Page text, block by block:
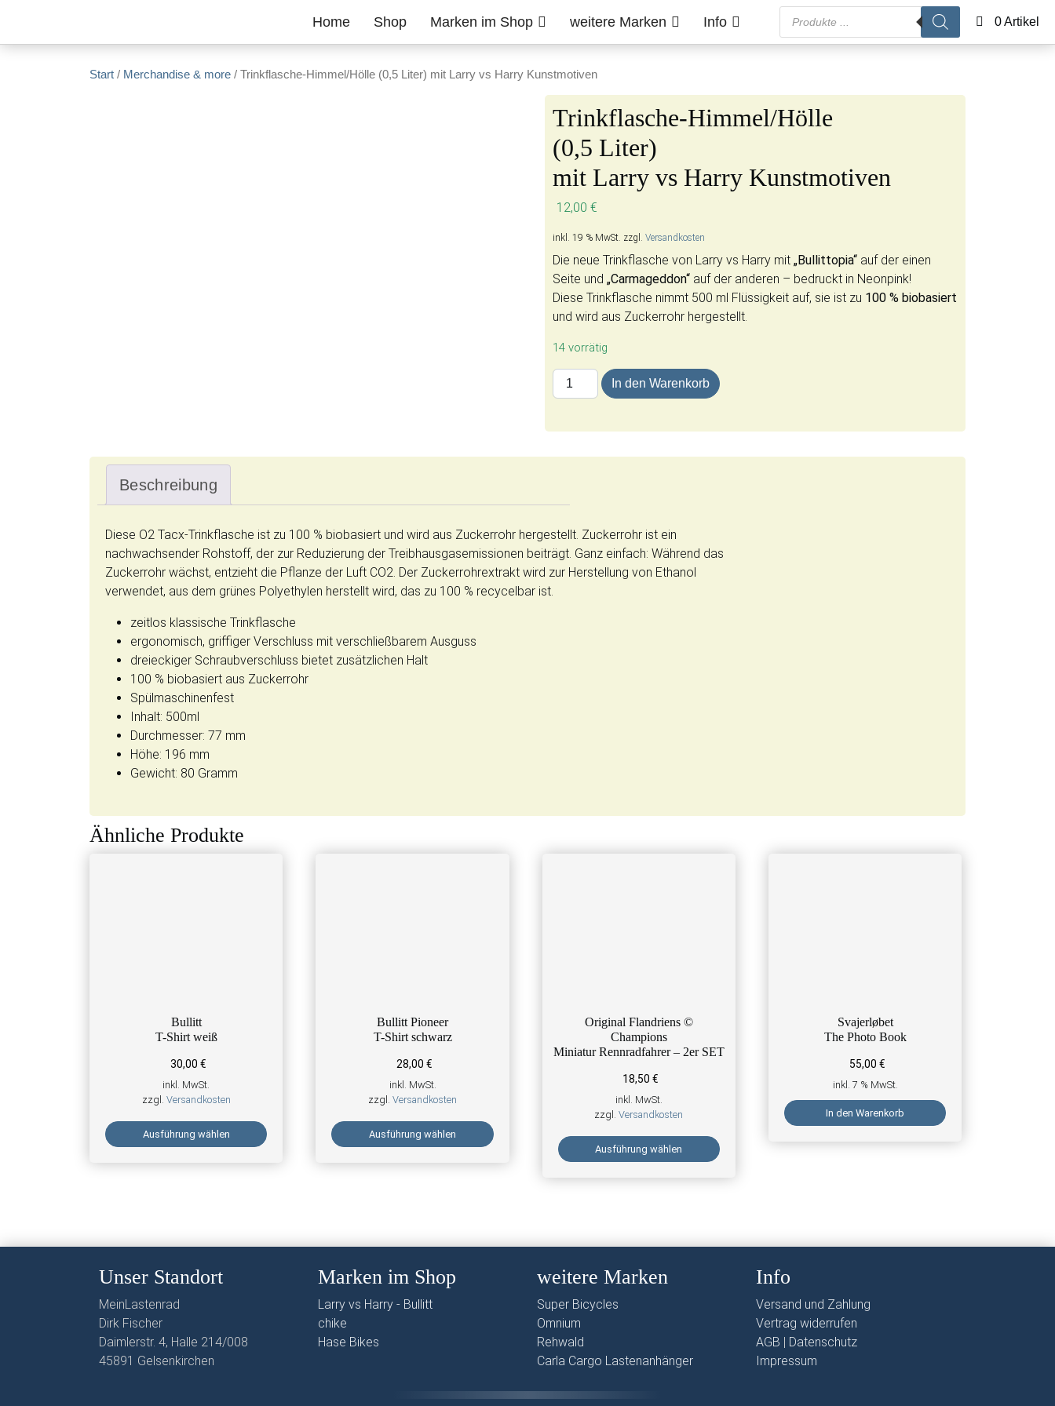
Home Shop Marken im Shop weitere Marken Info
Products search
0 Artikel
Start / Merchandise & more / Trinkflasche-Himmel/Hölle (0,5 Liter) mit Larry vs Harry Kunstmotiven
Trinkflasche-Himmel/Hölle
(0,5 Liter)
mit Larry vs Harry Kunstmotiven
12,00€
inkl. 19 % MwSt. zzgl.Versandkosten
Die neue Trinkflasche von Larry vs Harry mit„Bullittopia“ auf der einen
Seite und„Carmageddon“ auf der anderen – bedruckt in Neonpink!
Diese Trinkflasche nimmt 500 ml Flüssigkeit auf, sie ist zu 100 % biobasiert
und wird aus Zuckerrohr hergestellt.
14 vorrätig
Trinkflasche-Himmel/Hölle | (0,5 Liter) | mit Larry vs Harry Kunstmotiven Menge
In den Warenkorb
Beschreibung
Diese O2 Tacx-Trinkflasche ist zu 100 % biobasiert und wird aus Zuckerrohr hergestellt. Zuckerrohr ist ein
nachwachsender Rohstoff, der zur Reduzierung der Treibhausgasemissionen beiträgt. Ganz einfach: Während das
Zuckerrohr wächst, entzieht die Pflanze der Luft CO2. Der Zuckerrohrextrakt wird zur Herstellung von Ethanol
verwendet, aus dem grünes Polyethylen herstellt wird, das zu 100 % recycelbar ist.
zeitlos klassische Trinkflasche
ergonomisch, griffiger Verschluss mit verschließbarem Ausguss
dreieckiger Schraubverschluss bietet zusätzlichen Halt
100 % biobasiert aus Zuckerrohr
Spülmaschinenfest
Inhalt: 500ml
Durchmesser: 77 mm
Höhe: 196 mm
Gewicht: 80 Gramm
Ähnliche Produkte
Bullitt
T-Shirt weiß
30,00 €
inkl. MwSt.
zzgl. Versandkosten
Ausführung wählen
Bullitt Pioneer
T-Shirt schwarz
28,00 €
inkl. MwSt.
zzgl. Versandkosten
Ausführung wählen
Original Flandriens ©
Champions
Miniatur Rennradfahrer – 2er SET
18,50€
inkl. MwSt.
zzgl.Versandkosten
Ausführung wählen
Svajerløbet
The Photo Book
55,00 €
inkl. 7 % MwSt.
In den Warenkorb
Unser Standort
MeinLastenrad
Dirk Fischer
Daimlerstr. 4, Halle 214/008
45891 Gelsenkirchen
Marken im Shop
Larry vs Harry - Bullitt
chike
Hase Bikes
weitere Marken
Super Bicycles
Omnium
Rehwald
Carla Cargo Lastenanhänger
Info
Versand und Zahlung
Vertrag widerrufen
AGB | Datenschutz
Impressum